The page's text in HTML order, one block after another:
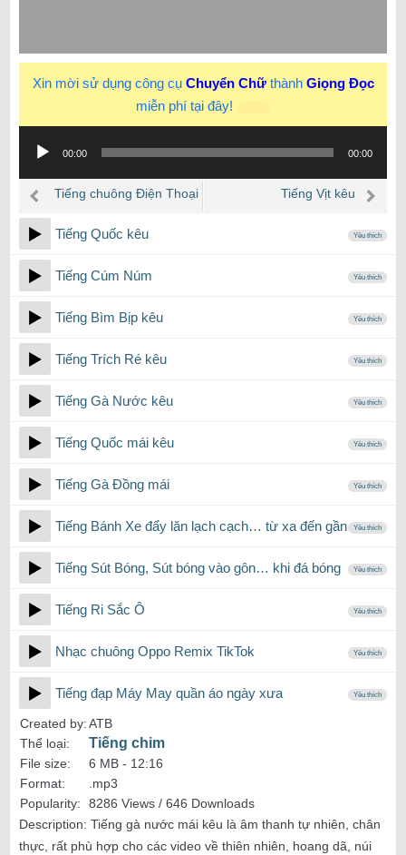
Xin mời sử dụng công cụ Chuyển Chữthành Giọng Đọc
miễn phí tại đây!
phát
âm
thanh
00:00 00:00
Tiếng chuông Điện Thoại
Tiếng Vịt kêu
Tiếng Quốc kêu Yêu thích
Tiếng Cúm Núm Yêu thích
Tiếng Bìm Bịp kêu Yêu thích
Tiếng Trích Ré kêu Yêu thích
Tiếng Gà Nước kêu Yêu thích
Tiếng Quốc mái kêu Yêu thích
Tiếng Gà Đồng mái Yêu thích
Tiếng Bánh Xe đẩy lăn lạch cạch… từ xa đến gần Yêu thích
Tiếng Sút Bóng, Sút bóng vào gôn… khi đá bóng Yêu thích
Tiếng Ri Sắc Ô Yêu thích
Nhạc chuông Oppo Remix TikTok Yêu thích
Tiếng đạp Máy May quần áo ngày xưa Yêu thích
Created by:ATB
Thể loại:
Tiếng chim
File size: 6 MB - 12:16
Format:
.mp3
Popularity:
8286 Views / 646 Downloads
Description: Tiếng gà nước mái kêu là âm thanh tự nhiên, chân
thực, rất phù hợp cho các video về thiên nhiên, hoang dã, núi